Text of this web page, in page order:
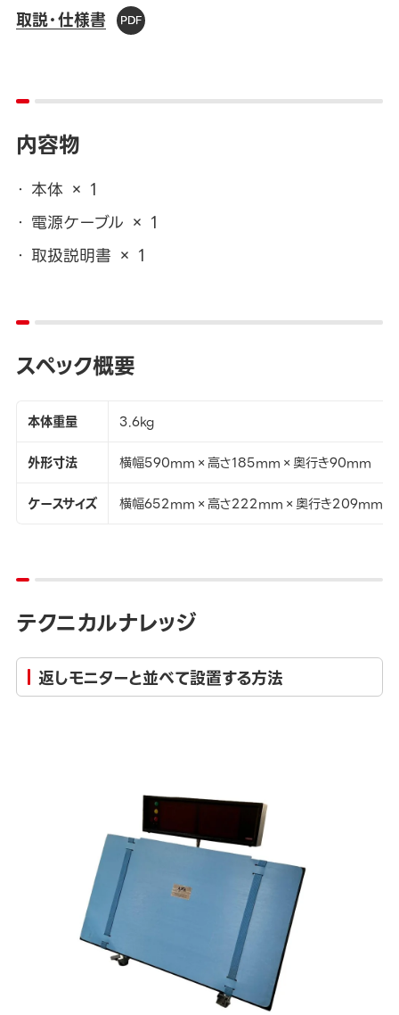
取説・仕様書
内容物
本体 × 1
電源ケーブル × 1
取扱説明書 × 1
スペック概要
本体重量
3.6kg
外形寸法
横幅590mm×高さ185mm×奥行き90mm
ケースサイズ
横幅652mm×高さ222mm×奥行き209mm
テクニカルナレッジ
返しモニターと並べて設置する方法